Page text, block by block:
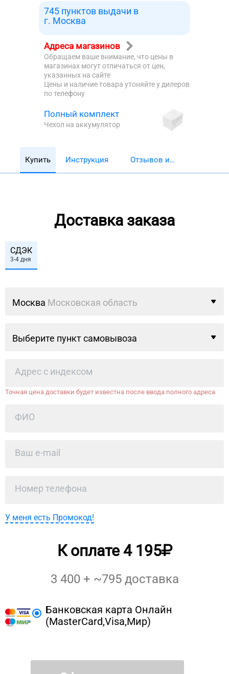
745 пунктов выдачи в
г. Москва
Адреса магазинов
Обращаем ваше внимание, что цены в
магазинах могут отличаться от цен,
указанных на сайте
Цены и наличие товара утоняйте у дилеров
по телефону
Полный комплект
Чехол на аккумулятор
Купить Инструкция
Отзывов и
Доставка заказа
СДЭК
3-4 дня
Москва Московская область
Выберите пункт самовывоза
Точная цена доставки будет известна после ввода полного адреса
У меня есть Промокод!
К оплате 4 195
3 400 + ~795доставка
Банковская карта Онлайн
(MasterCard,Visa,Мир)